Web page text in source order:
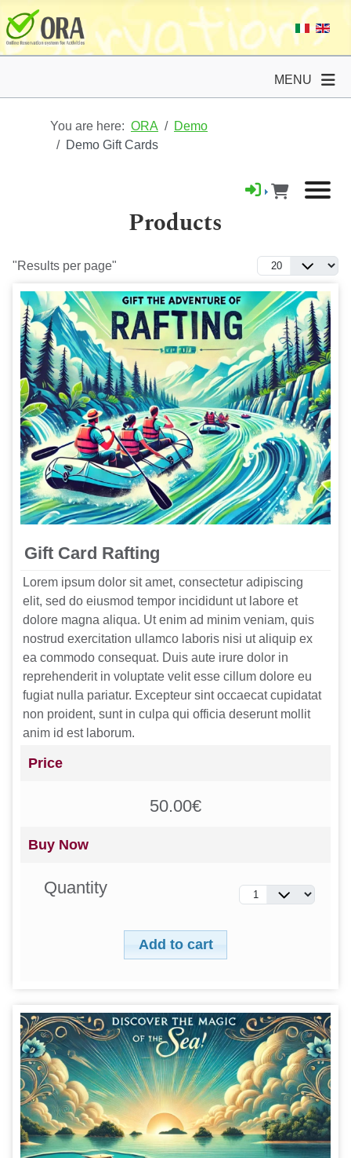
MENU
You are here: ORA
Demo
Demo Gift Cards
Products
"Results per page"
Gift Card Rafting
Lorem ipsum dolor sit amet, consectetur adipiscing
elit, sed do eiusmod tempor incididunt ut labore et
dolore magna aliqua. Ut enim ad minim veniam, quis
nostrud exercitation ullamco laboris nisi ut aliquip ex
ea commodo consequat. Duis aute irure dolor in
reprehenderit in voluptate velit esse cillum dolore eu
fugiat nulla pariatur. Excepteur sint occaecat cupidatat
non proident, sunt in culpa qui officia deserunt mollit
anim id est laborum.
Price
50.00€
Buy Now
Quantity